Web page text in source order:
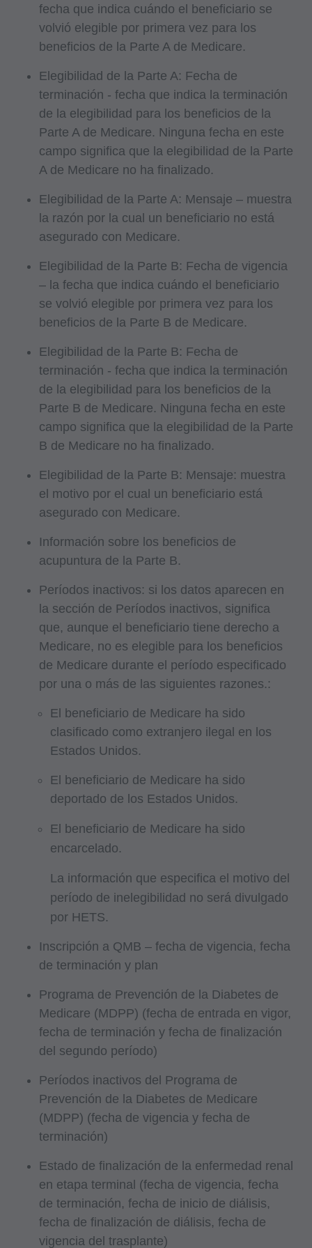
fecha que indica cuándo el beneficiario se
volvió elegible por primera vez para los
beneficios de la Parte A de Medicare.
Elegibilidad de la Parte A: Fecha de
terminación - fecha que indica la terminación
de la elegibilidad para los beneficios de la
Parte A de Medicare. Ninguna fecha en este
campo significa que la elegibilidad de la Parte
A de Medicare no ha finalizado.
Elegibilidad de la Parte A: Mensaje – muestra
la razón por la cual un beneficiario no está
asegurado con Medicare.
Elegibilidad de la Parte B: Fecha de vigencia
– la fecha que indica cuándo el beneficiario
se volvió elegible por primera vez para los
beneficios de la Parte B de Medicare.
Elegibilidad de la Parte B: Fecha de
terminación - fecha que indica la terminación
de la elegibilidad para los beneficios de la
Parte B de Medicare. Ninguna fecha en este
campo significa que la elegibilidad de la Parte
B de Medicare no ha finalizado.
Elegibilidad de la Parte B: Mensaje: muestra
el motivo por el cual un beneficiario está
asegurado con Medicare.
Información sobre los beneficios de
acupuntura de la Parte B.
Períodos inactivos: si los datos aparecen en
la sección de Períodos inactivos, significa
que, aunque el beneficiario tiene derecho a
Medicare, no es elegible para los beneficios
de Medicare durante el período especificado
por una o más de las siguientes razones.:
El beneficiario de Medicare ha sido
clasificado como extranjero ilegal en los
Estados Unidos.
El beneficiario de Medicare ha sido
deportado de los Estados Unidos.
El beneficiario de Medicare ha sido
encarcelado.
La información que especifica el motivo del
período de inelegibilidad no será divulgado
por HETS.
Inscripción a QMB – fecha de vigencia, fecha
de terminación y plan
Programa de Prevención de la Diabetes de
Medicare (MDPP) (fecha de entrada en vigor,
fecha de terminación y fecha de finalización
del segundo período)
Períodos inactivos del Programa de
Prevención de la Diabetes de Medicare
(MDPP) (fecha de vigencia y fecha de
terminación)
Estado de finalización de la enfermedad renal
en etapa terminal (fecha de vigencia, fecha
de terminación, fecha de inicio de diálisis,
fecha de finalización de diálisis, fecha de
vigencia del trasplante)
aplican al uso del gobierno.
Aviso Legal de Garantías y Responsabilidades
de la AMA
CPT se proporciona "tal cual" sin garantía de
ningún tipo, ya sea expresa o implícita,
incluidas, entre otras, las garantías implícitas de
comerciabilidad e idoneidad para un fin
unidades básicas, valores relativos o listados
relacionados en CPT. La AMA no ejerce la
medicina de forma directa o indirecta ni
administra servicios médicos. La
responsabilidad por el contenido de este
archivo/producto es con CMS y no está
respaldado o implícito por parte de la AMA. La
consecuencias o responsabilidades atribuibles
o relacionadas con el uso, el no uso o la
interpretación de la información contenida o no
en este archivo/producto. Este acuerdo se dará
por terminado con un aviso si usted viola sus
beneficiaria de este acuerdo.
El alcance de esta licencia está determinado
por la AMA, el titular de los derechos de autor.
Cualquier pregunta relacionada con la licencia
o el uso de CPT debe dirigirse a la AMA. Los
usuarios finales no actúan en nombre o
representación de CMS. CMS NIEGA LA
RESPONSABILIDAD POR CUALQUIER
RESPONSABILIDAD ATRIBUIBLE AL
DEMANDA ATRIBUIBLE A CUALQUIER
INEXACTITUDES EN LA INFORMACIÓN O
MATERIAL CONTENIDO EN ESTA PÁGINA.
de tal información o material.
AMA - Derechos del Gobierno de los EE.UU.
Este producto incluye CPT, que es información
técnica comercial y/o bases de datos
y/o documentación de software comercial,
según corresponda, desarrollada
exclusivamente a costo privado por la American
Medical Association, 515 North State Street,
Chicago, Illinois, 60610. Los derechos del
gobierno de EE. UU. para utilizar, modificar,
reproducir, publicar, presentar, exhibir o divulgar
esta información técnica y/o bases de datos
documentación de software informático están
sujetos a restricciones de derechos limitadas de
DFARS 252.227-7015 (b) (2) (junio de 1995) y/o
sujeto a las restricciones de DFARS 227.7202-